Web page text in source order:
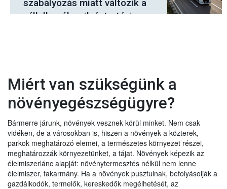
szabályozás miatt változik a
vállalkozók nyilvántartási
Miért van szükségünk a
növényegészségügyre?
Bármerre járunk, növények vesznek körül minket. Nem csak
vidéken, de a városokban is, hiszen a növények a közterek,
parkok meghatározó elemei, a természetes környezet részei,
meghatározzák környezetünket, a tájat. Növények képezik az
élelmiszerlánc alapját: növénytermesztés nélkül nem lenne
élelmiszer, takarmány. Ha a növények pusztulnak, befolyásolják a
gazdálkodók, termelők, kereskedők megélhetését, az